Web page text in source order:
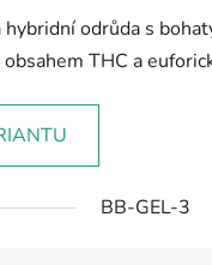
hybridní odrůda s
THC a
BB-GEL-3